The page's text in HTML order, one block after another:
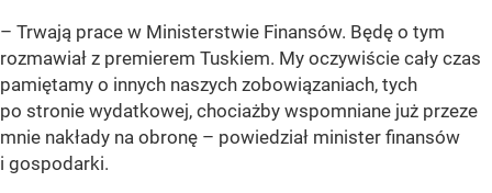
– Trwają prace w Ministerstwie Finansów. Będę o tym
rozmawiał z premierem Tuskiem. My oczywiście cały czas
pamiętamy o innych naszych zobowiązaniach, tych
po stronie wydatkowej, chociażby wspomniane już przeze
mnie nakłady na obronę – powiedział minister finansów
i gospodarki.